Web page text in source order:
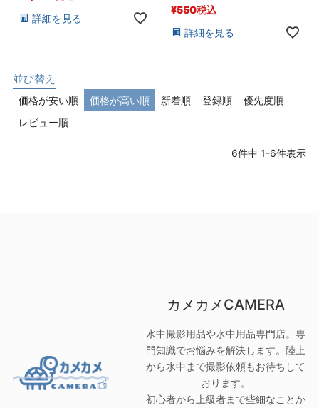
詳細を見る
¥550税込
詳細を見る
並び替え
価格が安い順 価格が高い順 新着順 登録順
優先度順
レビュー順
6件中 1-6件表示
カメカメCAMERA
水中撮影用品や水中用品専門店。専
門知識でお悩みを解決します。陸上
から水中まで撮影依頼もお待ちして
おります。
初心者から上級者まで些細なことか